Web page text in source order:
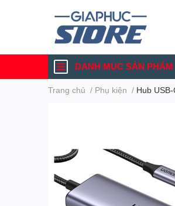
DANH MỤC SẢN PHẨM
Trang chủ / Phụ kiện / Hub